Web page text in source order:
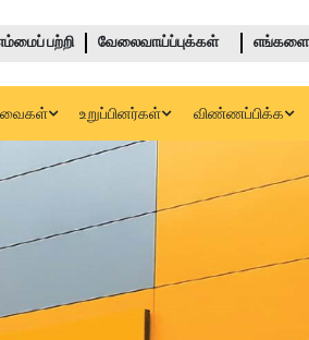
பற்றி வேலைவாய்ப்புக்கள் எங்களை
உறுப்பினர்கள் விண்ணப்பிக்க